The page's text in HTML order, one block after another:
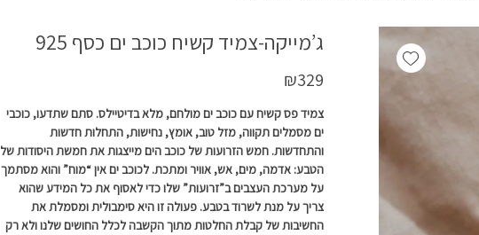
ג’מייקה-צמיד קשיח כוכב ים כסף 925
₪329
צמיד פס קשיח עם כוכב ים מולחם, מלא בדיטיילס. סתם שתדעו, כוכבי
ים מסמלים תקווה, מזל טוב, אומץ, נחישות, התחלות חדשות
והתחדשות. חמש הזרועות של כוכב הים מייצגות את חמשת היסודות של
הטבע: אדמה, מים, אש, אוויר ומתכת. לכוכב ים אין “מוח” והוא מסתמך
על מערכת העצבים ב”זרועות” שלו כדי לאסוף את כל המידע שהוא
צריך על מנת לשרוד בטבע. פעולה זו היא סימבולית ומסמלת את
החשיבות של קבלת החלטות מתוך הקשבה לכלל החושים שלנו ולא רק
Add wishlist